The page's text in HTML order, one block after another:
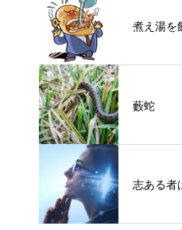
煮え湯を
藪蛇
志ある者